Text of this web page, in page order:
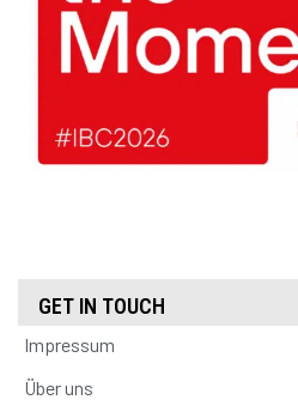
GET IN TOUCH
Impressum
Über uns